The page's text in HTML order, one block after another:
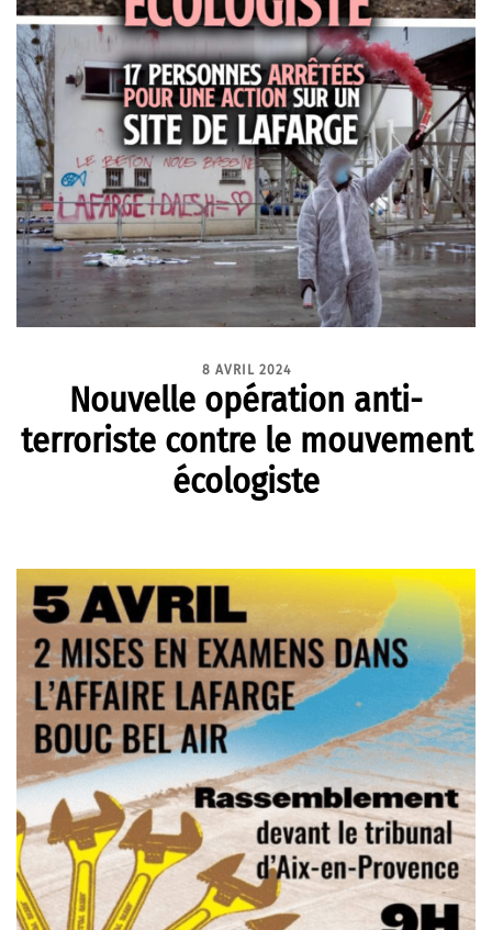
8 AVRIL 2024
Nouvelle opération anti-
terroriste contre le mouvement
écologiste